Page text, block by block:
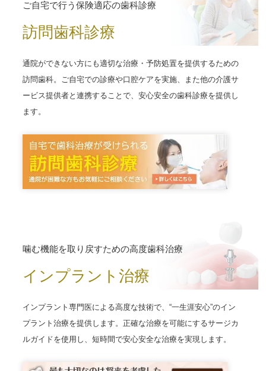
ご自宅で行う保険適応の歯科診療
訪問歯科診療
通院ができない方にも適切な治療・予防処置を提供するための
訪問歯科。ご自宅での診療や口腔ケアを実施、また他の介護サ
ービス提供者と連携することで、安心安全の歯科診療を提供し
ます。
噛む機能を取り戻すための高度歯科治療
インプラント治療
インプラント専門医による高度な技術で、“一生涯安心”のイン
プラント治療を提供します。正確な治療を可能にするサージカ
ルガイドを使用し、短時間で安心安全な治療を実現します。